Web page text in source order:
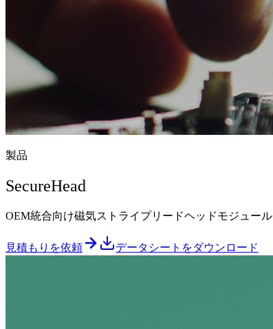
製品
SecureHead
OEM統合向け磁気ストライプリードヘッドモジュール
見積もりを依頼 データシートをダウンロード